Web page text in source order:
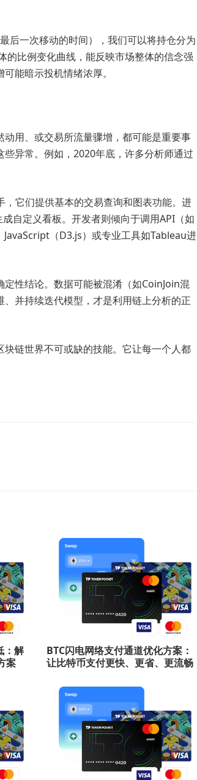
后一次移动的时间），我们可以将持仓分为
的比例变化曲线，能反映市场整体的信念强
能暗示投机情绪浓厚。
用、或交易所流量骤增，都可能是重要事
异常。例如，2020年底，许多分析师通过
它们提供基本的交易查询和图表功能。进
自定义看板。开发者则倾向于调用API（如
（D3.js）或专业工具如Tableau进
性结论。数据可能被混淆（如CoinJoin混
并持续迭代模型，才是利用链上分析的正
链世界不可或缺的技能。它让每一个人都
：解
案
BTC闪电网络支付通道优化方案：
让比特币支付更快、更省、更流畅